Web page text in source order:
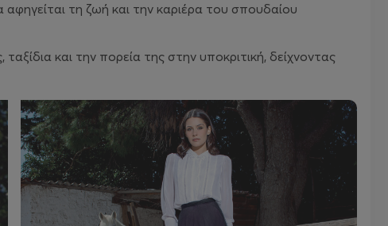
τη ζωή και την καριέρα του σπουδαίου
και την πορεία της στην υποκριτική, δείχνοντας